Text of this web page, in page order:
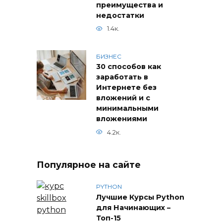
преимущества и
недостатки
1.4к.
БИЗНЕС
30 способов как
заработать в
Интернете без
вложений и с
минимальными
вложениями
4.2к.
Популярное на сайте
PYTHON
Лучшие Курсы Python
для Начинающих –
Топ-15